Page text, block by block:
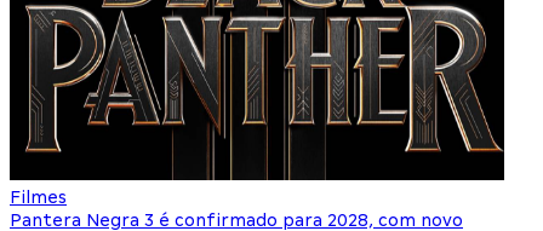
Filmes
Pantera Negra 3 é confirmado para 2028, com novo